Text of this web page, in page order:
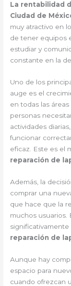
La rentabilidad
Ciudad de
muy atractivo en
de tener equipos
estudiar y
constante en la
Uno de los
auge es el
en todas las
personas
actividades
funcionar
eficaz. Este es el
reparación de
Además, la
comprar una
que hace que la
muchos usuarios.
reparación de
Aunque hay
espacio para
cuando ofrezcan